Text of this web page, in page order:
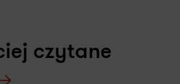
czytane